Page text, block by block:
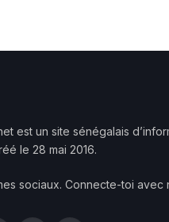
est un site sénégalais
le 28 mai 2016.
sociaux. Connecte-toi avec